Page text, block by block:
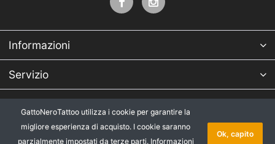
Informazioni
Servizio
* Tutti i prezzi IVA esclusa, più
Copyright © 2026 GattoNeroTattoo.
GattoNeroTattoo utilizza i cookie per garantire la
migliore esperienza di acquisto. I cookie saranno
parzialmente impostati da terze parti. Informazioni
Ok, capito